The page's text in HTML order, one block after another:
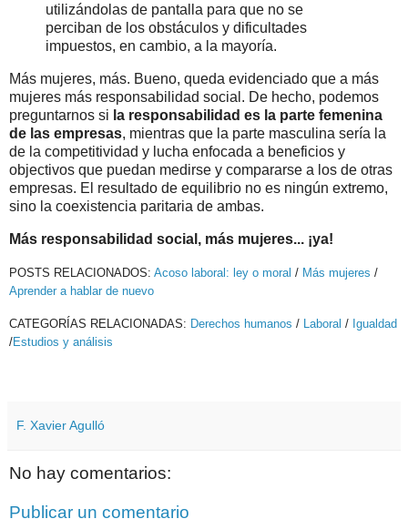
utilizándolas de pantalla para que no se
perciban de los obstáculos y dificultades
impuestos, en cambio, a la mayoría.
Más mujeres, más. Bueno, queda evidenciado que a más
mujeres más responsabilidad social. De hecho, podemos
preguntarnos si la responsabilidad es la parte femenina
de las empresas, mientras que la parte masculina sería la
de la competitividad y lucha enfocada a beneficios y
objectivos que puedan medirse y compararse a los de otras
empresas. El resultado de equilibrio no es ningún extremo,
sino la coexistencia paritaria de ambas.
Más responsabilidad social, más mujeres... ¡ya!
POSTS RELACIONADOS: Acoso laboral: ley o moral / Más mujeres /
Aprender a hablar de nuevo
CATEGORÍAS RELACIONADAS: Derechos humanos / Laboral / Igualdad
/Estudios y análisis
F. Xavier Agulló
No hay comentarios:
Publicar un comentario